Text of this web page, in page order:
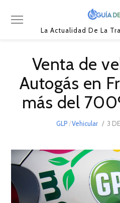
La Actualidad De La
Venta de
Autogás en
más del
GLP /Vehicular 3